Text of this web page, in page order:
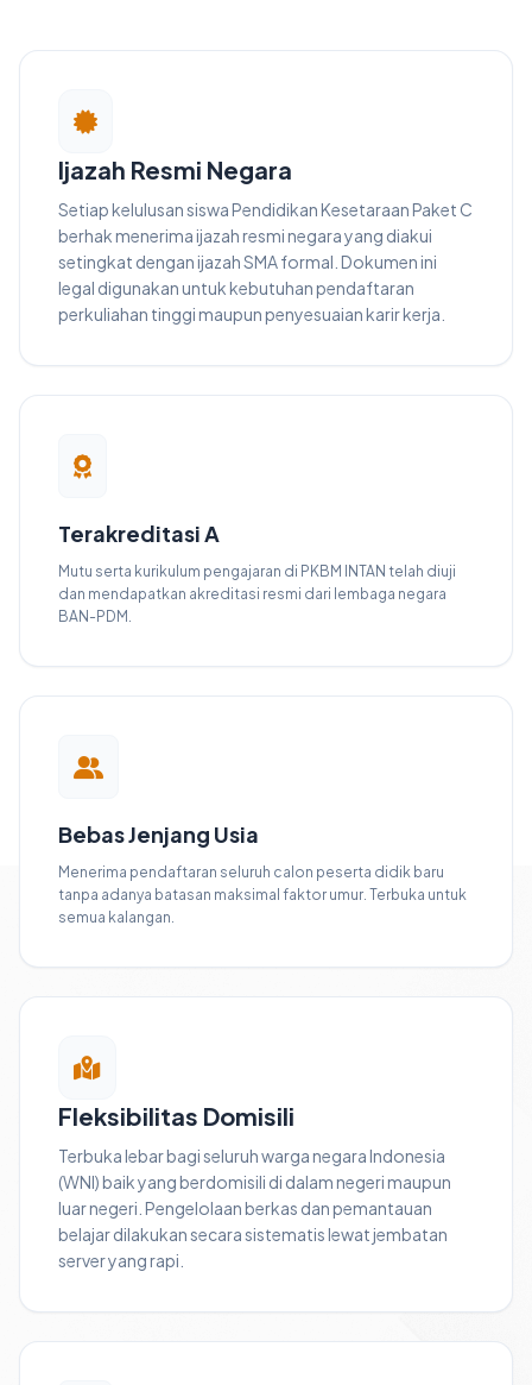
Ijazah Resmi Negara
Setiap kelulusan siswa Pendidikan Kesetaraan Paket C
berhak menerima ijazah resmi negara yang diakui
setingkat dengan ijazah SMA formal. Dokumen ini
legal digunakan untuk kebutuhan pendaftaran
perkuliahan tinggi maupun penyesuaian karir kerja.
Terakreditasi A
Mutu serta kurikulum pengajaran di PKBM INTAN telah diuji
dan mendapatkan akreditasi resmi dari lembaga negara
BAN-PDM.
Bebas Jenjang Usia
Menerima pendaftaran seluruh calon peserta didik baru
tanpa adanya batasan maksimal faktor umur. Terbuka untuk
semua kalangan.
Fleksibilitas Domisili
Terbuka lebar bagi seluruh warga negara Indonesia
(WNI) baik yang berdomisili di dalam negeri maupun
luar negeri. Pengelolaan berkas dan pemantauan
belajar dilakukan secara sistematis lewat jembatan
server yang rapi.